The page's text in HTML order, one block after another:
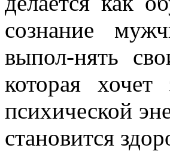
сознание
выпол-нять
которая
психической
становится